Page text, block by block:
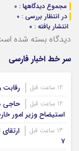
مجموع دیدگاهها : 0
در انتظار بررسی : 0
انتشار یافته : ۰
دیدگاه بسته شده
سر خط اخبار فارسی
رقابت
حاجی
استیضاح وزیر امور
۷